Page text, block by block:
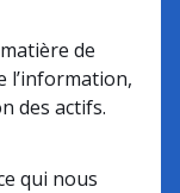
de
l’information,
des actifs.
qui nous